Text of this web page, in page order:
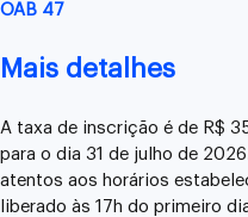
OAB 47
Mais detalhes
A taxa de inscrição é de R$
para o dia 31 de julho de
atentos aos horários
liberado às 17h do primeiro